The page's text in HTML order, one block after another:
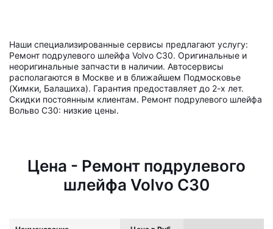
Наши специализированные сервисы предлагают услугу:
Ремонт подрулевого шлейфа Volvo C30. Оригинальные и
неоригинальные запчасти в наличии. Автосервисы
располагаются в Москве и в ближайшем Подмосковье
(Химки, Балашиха). Гарантия предоставляет до 2-х лет.
Скидки постоянным клиентам. Ремонт подрулевого шлейфа
Вольво С30: низкие цены.
Цена - Ремонт подрулевого
шлейфа Volvo C30